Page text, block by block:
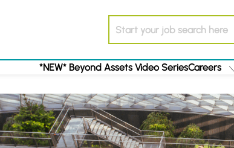
*NEW* Beyond Assets Video SeriesCareers